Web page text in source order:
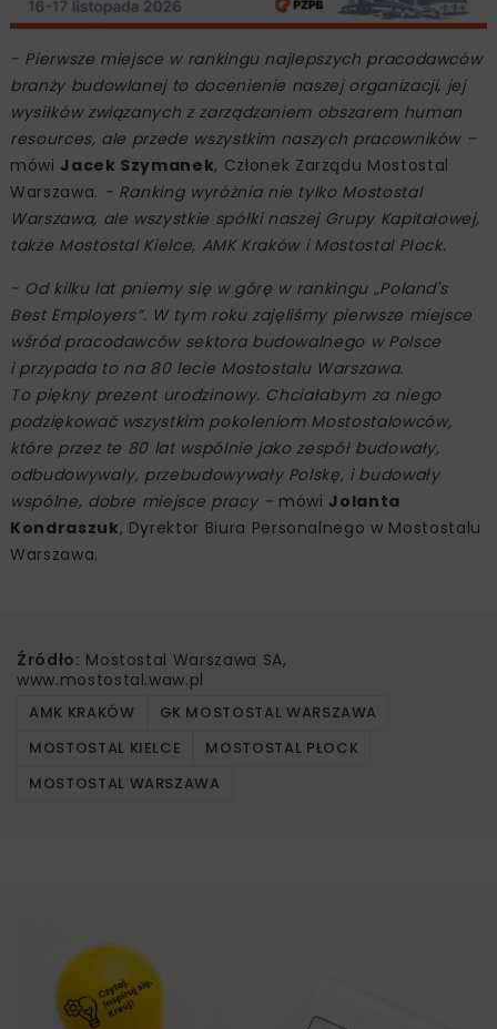
- Pierwsze miejsce w rankingu najlepszych pracodawców
branży budowlanej to docenienie naszej organizacji, jej
wysiłków związanych z zarządzaniem obszarem human
resources, ale przede wszystkim naszych pracowników –
mówi Jacek Szymanek, Członek Zarządu Mostostal
Warszawa. - Ranking wyróżnia nie tylko Mostostal
Warszawa, ale wszystkie spółki naszej Grupy Kapitałowej,
także Mostostal Kielce, AMK Kraków i Mostostal Płock.
- Od kilku lat pniemy się w górę w rankingu „Poland's
Best Employers”. W tym roku zajęliśmy pierwsze miejsce
wśród pracodawców sektora budowalnego w Polsce
i przypada to na 80 lecie Mostostalu Warszawa.
To piękny prezent urodzinowy. Chciałabym za niego
podziękować wszystkim pokoleniom Mostostalowców,
które przez te 80 lat wspólnie jako zespół budowały,
odbudowywały, przebudowywały Polskę, i budowały
wspólne, dobre miejsce pracy –mówi Jolanta
Kondraszuk, Dyrektor Biura Personalnego w Mostostalu
Warszawa.
Źródło: Mostostal Warszawa SA,
www.mostostal.waw.pl
AMK KRAKÓW
GK MOSTOSTAL WARSZAWA
MOSTOSTAL KIELCE
MOSTOSTAL PŁOCK
MOSTOSTAL WARSZAWA